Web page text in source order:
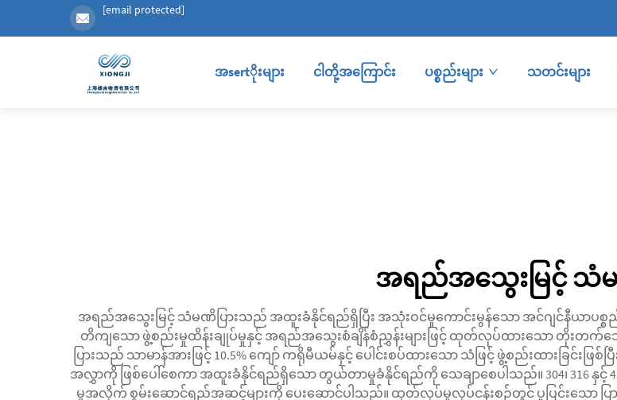
[email protected]
အsertိုးများ ငါတို့အကြောင်း ပစ္စည်းများ သတင်းများ
အရည်အသွေးမြင့် သံမ
အရည်အသွေးမြင့် သံမဏိပြားသည် အထူးခံနိုင်ရည်ရှိပြီး အသုံးဝင်မှုကောင်းမွန်သော အင်ဂျင်နီယာ
တိကျသော ဖွဲ့စည်းမှုထိန်းချုပ်မှုနှင့် အရည်အသွေးစံချိန်စံညွှန်းများဖြင့် ထုတ်လုပ်ထားသော တိုးတက်
ပြားသည် သာမာန်အားဖြင့် 10.5% ကျော် ကရိုမီယမ်နှင့် ပေါင်းစပ်ထားသော သံဖြင့် ဖွဲ့စည်းထားခြင်
အလွှာကို ဖြစ်ပေါ်စေကာ အထူးခံနိုင်ရည်ရှိသော တွယ်တာမှုခံနိုင်ရည်ကို သေချာစေပါသည်။ 304၊ 316 နှင့်
မှုအလိုက် စွမ်းဆောင်ရည်အဆင့်များကို ပေးဆောင်ပါသည်။ ထုတ်လုပ်မှုလုပ်ငန်းစဉ်တွင် ပူပြင်းသော ပြား